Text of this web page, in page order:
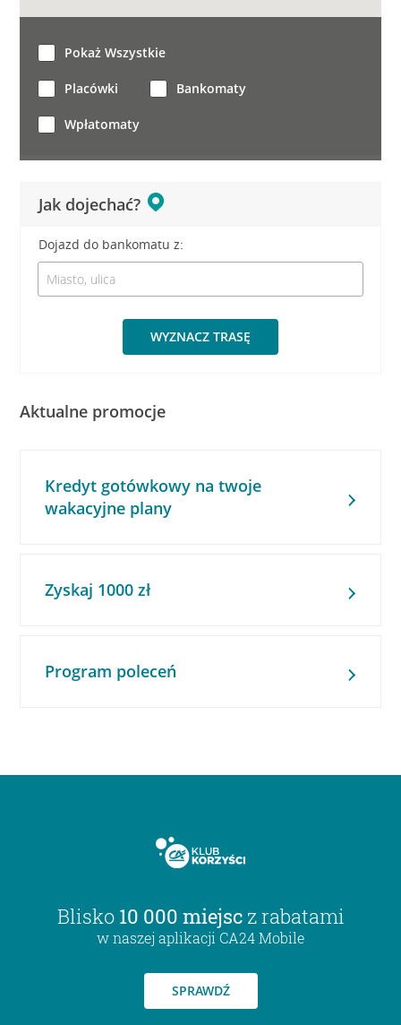
Jak dojechać?
Dojazd do bankomatu z:
WYZNACZ TRASĘ
Pokaż Wszystkie
Placówki Bankomaty
Wpłatomaty
Aktualne promocje
Kredyt gotówkowy na twoje
wakacyjne plany
Zyskaj 1000 zł
Program poleceń
Blisko 10 000 miejsc z rabatami
w naszej aplikacji CA24 Mobile
SPRAWDŹ